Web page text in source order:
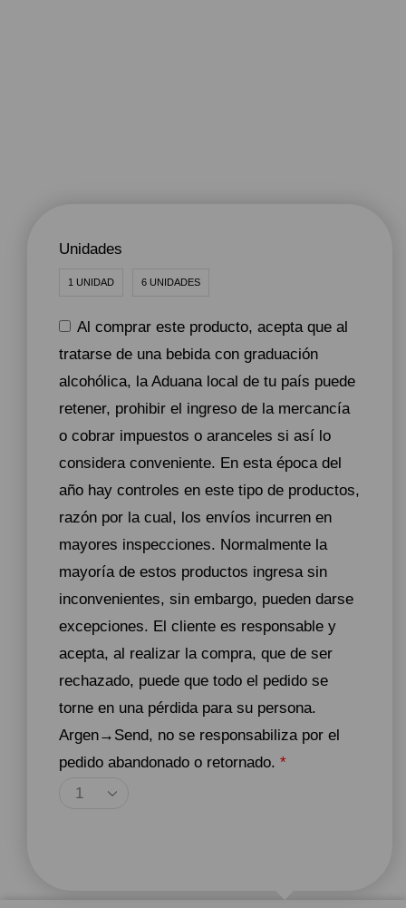
Unidades
1 UNIDAD 6 UNIDADES
Al comprar este producto, acepta que al
tratarse de una bebida con graduación
alcohólica, la Aduana local de tu país puede
retener, prohibir el ingreso de la mercancía
o cobrar impuestos o aranceles si así lo
considera conveniente. En esta época del
año hay controles en este tipo de productos,
razón por la cual, los envíos incurren en
mayores inspecciones. Normalmente la
mayoría de estos productos ingresa sin
inconvenientes, sin embargo, pueden darse
excepciones. El cliente es responsable y
acepta, al realizar la compra, que de ser
rechazado, puede que todo el pedido se
torne en una pérdida para su persona.
Argen→Send, no se responsabiliza por el
pedido abandonado o retornado. *